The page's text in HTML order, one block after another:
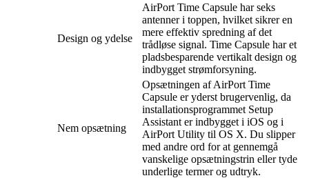
Design og ydelse
AirPort Time Capsule har seks
antenner i toppen, hvilket sikrer en
mere effektiv spredning af det
trådløse signal. Time Capsule har et
pladsbesparende vertikalt design og
indbygget strømforsyning.
Nem opsætning
Opsætningen af AirPort Time
Capsule er yderst brugervenlig, da
installationsprogrammet Setup
Assistant er indbygget i iOS og i
AirPort Utility til OS X. Du slipper
med andre ord for at gennemgå
vanskelige opsætningstrin eller tyde
underlige termer og udtryk.